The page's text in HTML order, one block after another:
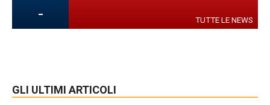
- TUTTE LE NEWS
GLI ULTIMI ARTICOLI